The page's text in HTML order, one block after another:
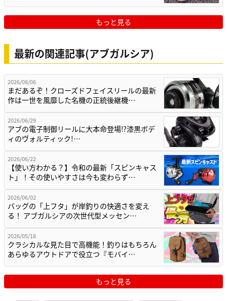
もっと見る
最新の関連記事(アブガルシア)
2026/08/06
まだあるぞ！クローズドフェイスリールの最新
作は一世を風靡した名機の正統後継機…
2026/06/29
アブの電子制御リールに大本命登場⁉漆黒ボデ
ィのヴォルティック!…
2026/06/22
【使い方わかる？】令和の最新「スピンキャス
ト」！その使いやすさは今も変わらず…
2026/06/02
バッグの「上フタ」が岸釣りの快適さを変え
る！ アブガルシアの次世代型メッセン…
2026/05/18
クラシカルな見た目で高機能！釣りはもちろん
あらゆるアウトドアで役立つ『モバイ…
もっと見る